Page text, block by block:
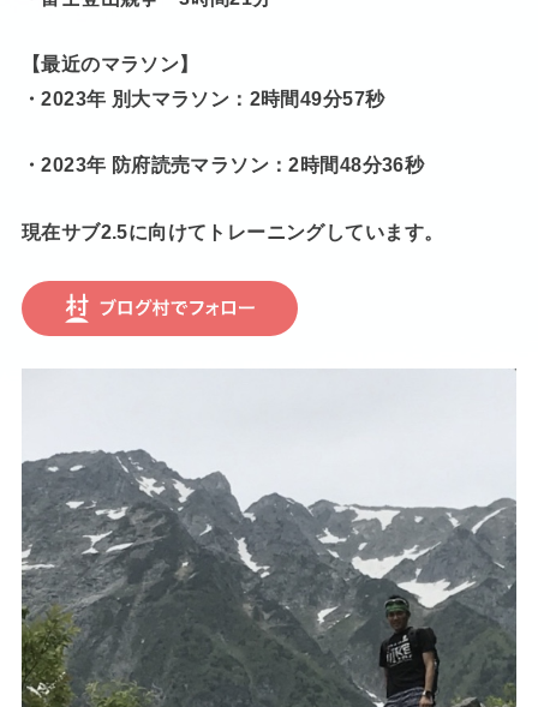
【最近のマラソン】
・2023年 別大マラソン：2時間49分57秒
・2023年 防府読売マラソン：2時間48分36秒
現在サブ2.5に向けてトレーニングしています。